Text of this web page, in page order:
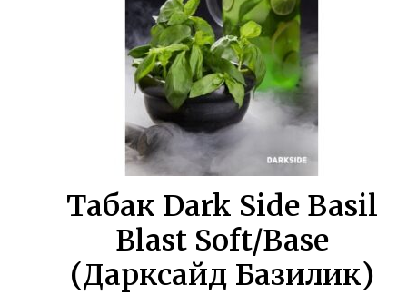
Табак Dark Side Basil
Blast Soft/Base
(Дарксайд Базилик)